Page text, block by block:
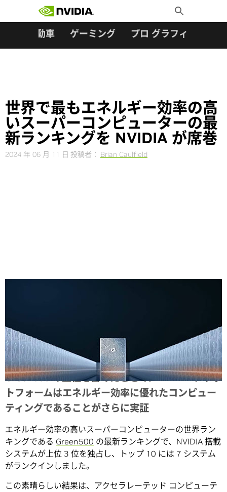
Toggle
Search
自動車 ゲーミング プロ グラフィックス
世界で最もエネルギー効率の高
いスーパーコンピューターの最
新ランキングを NVIDIA が席巻
2024 年 06 月 11 日 投稿者： Brian Caulfield
Green500 の上位を占めたことで、NVIDIA プラッ
トフォームはエネルギー効率に優れたコンピュー
ティングであることがさらに実証
エネルギー効率の高いスーパーコンピューターの世界ラン
キングである Green500 の最新ランキングで、NVIDIA 搭載
システムが上位 3 位を独占し、トップ 10 には 7 システム
がランクインしました。
この素晴らしい結果は、アクセラレーテッド コンピューテ